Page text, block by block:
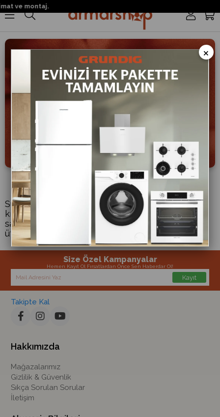
Iron Touch
Su, sıcaklık, devir ve buharı optimize ederek
kıyafetlerin yıkama esnasında daha az kırışmasını
sağlar. Bu sayede daha kısa sürede ve kolay bir
ütüleme süreci sağlar.
Size Özel Kampanyalar
Hemen Kayıt Ol Fırsatlardan Önce Sen Haberdar Ol!
Kayıt
Takipte Kal
Hakkımızda
Mağazalarımız
Gizlilik & Güvenlik
Sıkça Sorulan Sorular
İletişim
ve montaj.
×